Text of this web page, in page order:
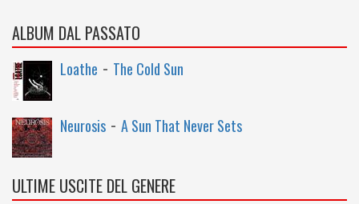
ALBUM DAL PASSATO
Loathe - The Cold Sun
Neurosis - A Sun That Never Sets
ULTIME USCITE DEL GENERE